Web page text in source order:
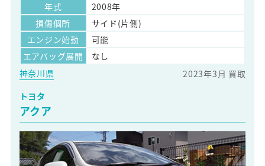
年式
2008年
損傷個所
サイド(片側)
エンジン始動
可能
エアバッグ展開
なし
神奈川県
2023年3月 買取
トヨタ
アクア